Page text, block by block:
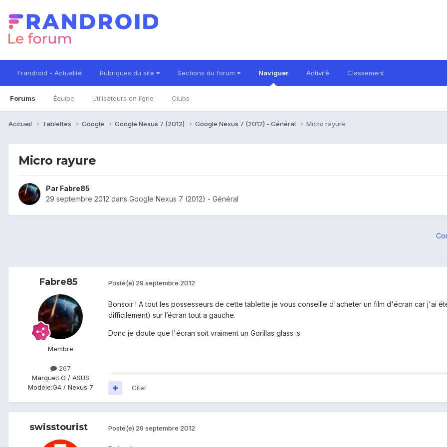
Frandroid - Actualité Rubriques du site Sections du forum Naviguer
Forums Équipe Utilisateurs en ligne Clubs
Activité Classement
Accueil Tablettes Google Google Nexus 7 (2012) Google Nexus 7 (2012) - Général Micro rayure
Micro rayure
Par Fabre85
29 septembre 2012 dans Google Nexus 7 (2012) - Général
Fabre85
Membre
267
Marque:LG / ASUS
Modèle:G4 / Nexus 7
Posté(e) 29 septembre 2012
Bonsoir ! A tout les possesseurs de cette tablette je vous conseille d'acheter un film d'écran car j'ai
difficilement) sur l’écran tout a gauche.
Donc je doute que l'écran soit vraiment un Gorillas glass :s
Citer
swisstourist Posté(e) 29 septembre 2012